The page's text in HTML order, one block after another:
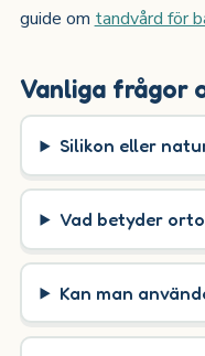
guide om tandvård för
Vanliga frågor
Silikon eller
Vad betyder
Kan man